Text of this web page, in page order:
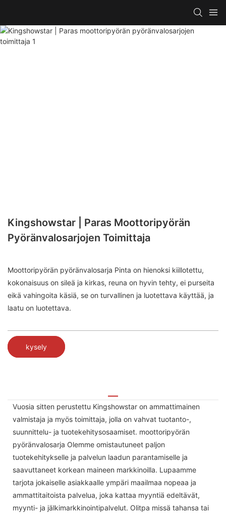
Kingshowstar | Paras Moottoripyörän
Pyöränvalosarjojen Toimittaja
Moottoripyörän pyöränvalosarja Pinta on hienoksi kiillotettu,
kokonaisuus on sileä ja kirkas, reuna on hyvin tehty, ei purseita
eikä vahingoita käsiä, se on turvallinen ja luotettava käyttää, ja
laatu on luotettava.
kysely
Vuosia sitten perustettu Kingshowstar on ammattimainen
valmistaja ja myös toimittaja, jolla on vahvat tuotanto-,
suunnittelu- ja tuotekehitysosaamiset. moottoripyörän
pyöränvalosarja Olemme omistautuneet paljon
tuotekehitykselle ja palvelun laadun parantamiselle ja
saavuttaneet korkean maineen markkinoilla. Lupaamme
tarjota jokaiselle asiakkaalle ympäri maailmaa nopeaa ja
ammattitaitoista palvelua, joka kattaa myyntiä edeltävät,
myynti- ja jälkimarkkinointipalvelut. Olitpa missä tahansa tai